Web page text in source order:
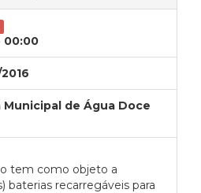
00:00
de Água Doce
tem como objeto a
baterias recarregáveis para